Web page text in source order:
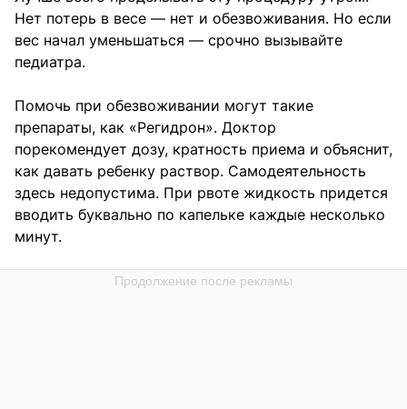
Нет потерь в весе — нет и обезвоживания. Но если
вес начал уменьшаться — срочно вызывайте
педиатра.
Помочь при обезвоживании могут такие
препараты, как «Регидрон». Доктор
порекомендует дозу, кратность приема и объяснит,
как давать ребенку раствор. Самодеятельность
здесь недопустима. При рвоте жидкость придется
вводить буквально по капельке каждые несколько
минут.